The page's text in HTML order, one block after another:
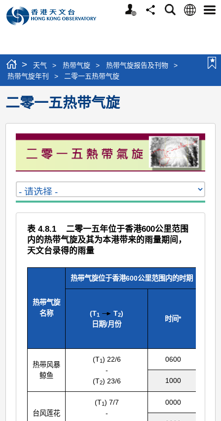
个
分
搜
语
选
> 天气 > 热带气旋 > 热带气旋报告及刊物
>
热带气旋年刊
> 二零一五热带气旋
二零一五热带气旋
表 4.8.1 二零一五年位于香港600公里范围
内的热带气旋及其为本港带来的雨量期间，
天文台录得的雨量
热带气旋
名称
热带气旋位于香港600公里范围内的时期
(T1 T2)
日期/月份
时间*
热带风暴
鲸鱼
(T1 ) 22/6
-
(T2) 23/6
0600
1000
台风莲花
(T1 ) 7/7
-
0000